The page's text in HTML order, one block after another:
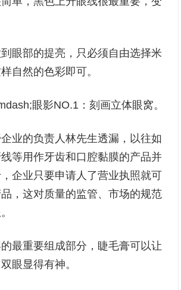
眼部的提亮，只必须自由选择米
自然的色彩即可。
眼影NO.1：刻画立体眼窝。
业的负责人林先生透漏，以往如
等用作牙齿和口腔黏膜的产品并
企业只要申请人了营业执照就可
，这对质量的监管、市场的规范
最重要组成部分，睫毛膏可以让
眼显得有神。